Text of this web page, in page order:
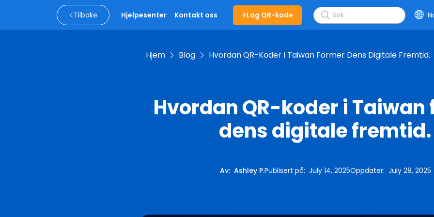
Tilbake Hjelpesenter Kontakt oss Lag QR-kode
Hjem Blog Hvordan QR-Koder I Taiwan Former Dens Digitale Fremtid.
Hvordan QR-koder i Taiwan
dens digitale fremtid.
Av: Ashley P.Publisert på: July 14, 2025Oppdater: July 28, 2025